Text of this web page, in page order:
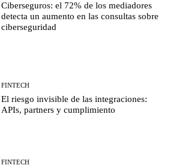
Ciberseguros: el 72% de los mediadores
detecta un aumento en las consultas sobre
ciberseguridad
FINTECH
El riesgo invisible de las integraciones:
APIs, partners y cumplimiento
FINTECH